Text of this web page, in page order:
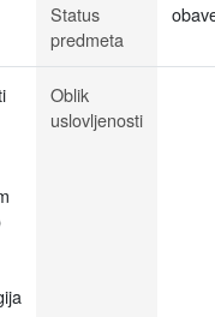
Status
predmeta
Oblik
uslovljenosti